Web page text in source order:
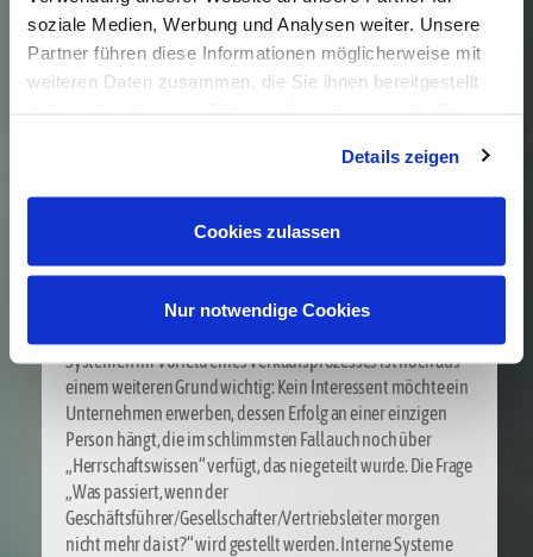
soziale Medien, Werbung und Analysen weiter. Unsere
Partner führen diese Informationen möglicherweise mit
weiteren Daten zusammen, die Sie ihnen bereitgestellt
Möglichkeit, die Einwilligungserklärung zu widerrufen)
erfahren Sie in unsererDatenschutzerklärung—
Details zeigen
Cookies zulassen
Nur notwendige Cookies
Tochtergesellschaften, Transaktionen mit nahe stehenden
Personen oder Zahlungen für die Nutzung von zuvor ins
Ausland verlagertem geistigem Eigentum zu sprechen sein.
Verkaufsabsicht intern möglichst lange geheim gehalten
werden soll, ist es notwendig, im Vorfeld eines Verkaufs
Informationen in guter Qualität vorab in einen Datenraum
einzustellen und Rückfragen des Käufers schnell zu
Systemen im Vorfeld eines Verkaufsprozesses ist noch aus
einem weiteren Grund wichtig: Kein Interessent möchte ein
Unternehmen erwerben, dessen Erfolg an einer einzigen
Person hängt, die im schlimmsten Fall auch noch über
„Herrschaftswissen“ verfügt, das nie geteilt wurde. Die Frage
„Was passiert, wenn der
Geschäftsführer/Gesellschafter/Vertriebsleiter morgen
nicht mehr da ist?“ wird gestellt werden. Interne Systeme